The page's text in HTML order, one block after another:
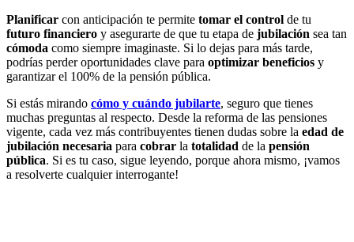
Planificar con anticipación te permite tomar el control de tu
futuro financiero y asegurarte de que tu etapa de jubilación sea tan
cómoda como siempre imaginaste. Si lo dejas para más tarde,
podrías perder oportunidades clave para optimizar beneficios y
garantizar el 100% de la pensión pública.
Si estás mirando cómo y cuándo jubilarte, seguro que tienes
muchas preguntas al respecto. Desde la reforma de las pensiones
vigente, cada vez más contribuyentes tienen dudas sobre la edad de
jubilación necesaria para cobrar la totalidad de la pensión
pública. Si es tu caso, sigue leyendo, porque ahora mismo, ¡vamos
a resolverte cualquier interrogante!